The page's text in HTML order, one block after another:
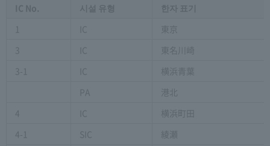
1
IC
東京
3
IC
東名川崎
3-1
IC
横浜青葉
PA
港北
4
IC
横浜町田
4-1
SIC
綾瀬